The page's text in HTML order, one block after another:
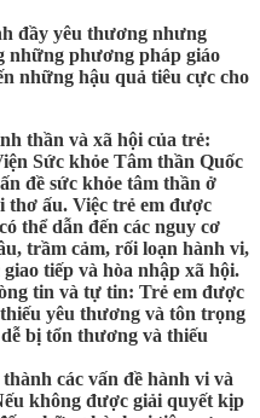
đầy yêu thương nhưng
những phương pháp giáo
những hậu quả tiêu cực cho
thần và xã hội của trẻ:
Sức khỏe Tâm thần Quốc
đề sức khỏe tâm thần ở
ấu. Việc trẻ em được
thể dẫn đến các nguy cơ
trầm cảm, rối loạn hành vi,
tiếp và hòa nhập xã hội.
tin và tự tin: Trẻ em được
yêu thương và tôn trọng
bị tổn thương và thiếu
các vấn đề hành vi và
không được giải quyết kịp